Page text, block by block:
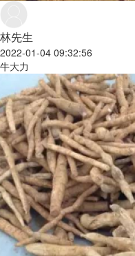
林先生
2022-01-04 09:32:56
牛大力